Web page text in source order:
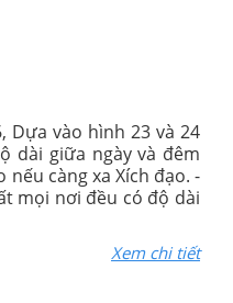
Dựa vào hình 23 và 24
dài giữa ngày và đêm
càng xa Xích đạo. -
mọi nơi đều có độ dài
Xem chi tiết